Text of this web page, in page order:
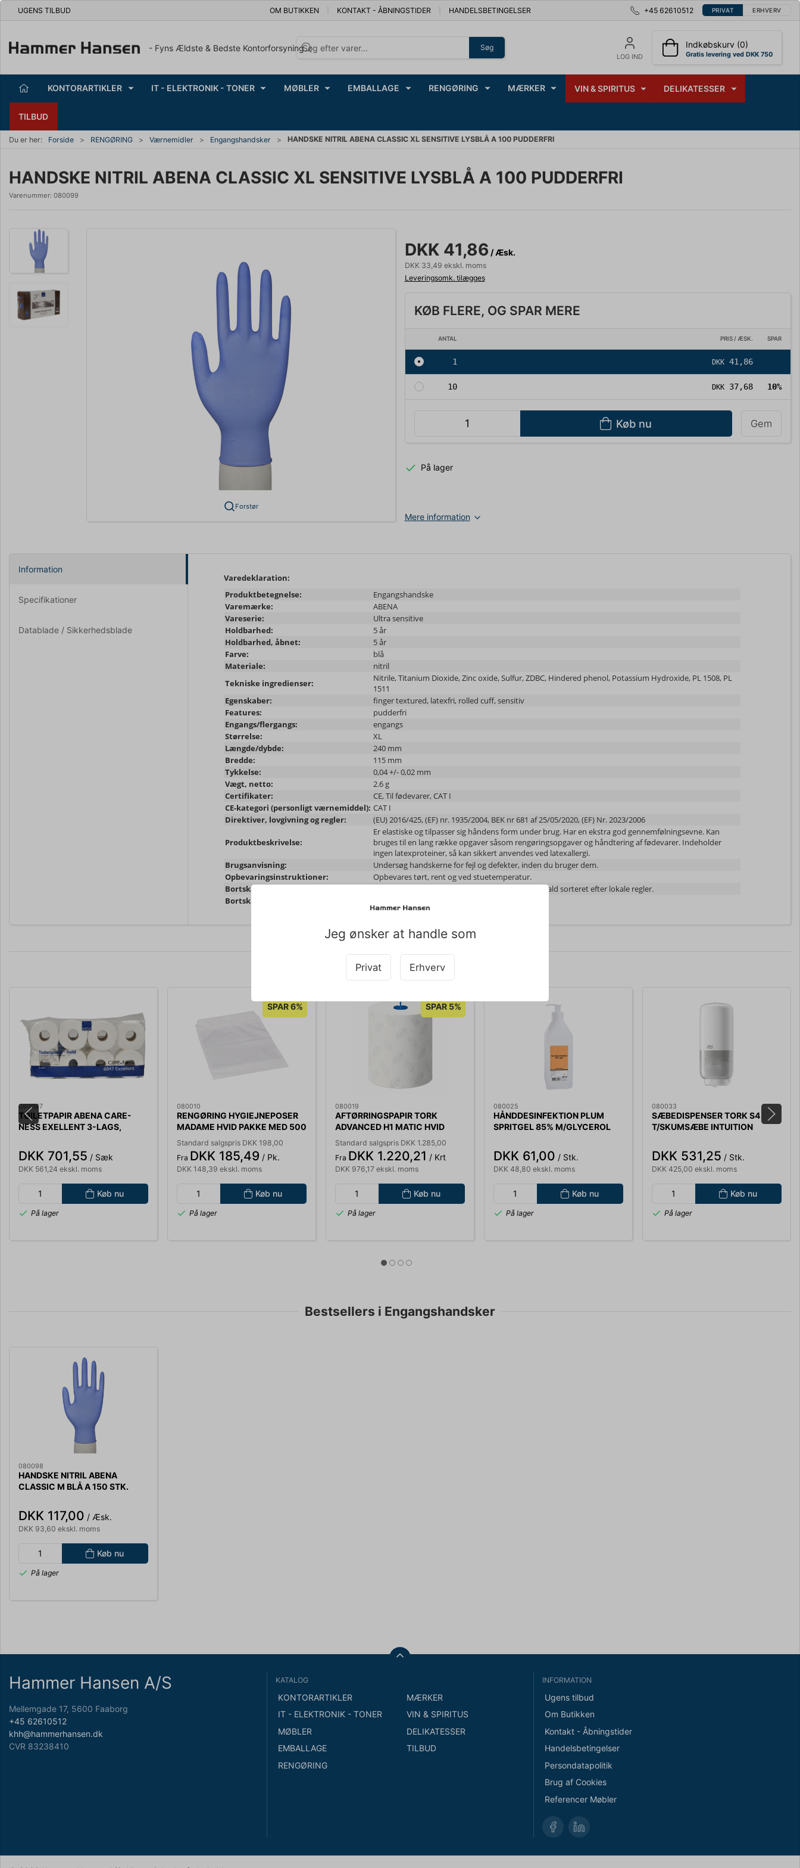
UGENS TILBUD OM BUTIKKEN KONTAKT - ÅBNINGSTIDER HANDELSBETINGELSER +45 62610512 PRIVAT ERHVERV
- Fyns Ældste & Bedste Kontorforsyning Søg
LOG IND
Indkøbskurv (0)
Gratis levering ved DKK 750
KONTORARTIKLER IT - ELEKTRONIK - TONER MØBLER EMBALLAGE RENGØRING MÆRKER VIN & SPIRITUS DELIKATESSER
TILBUD
Du er her: Forside RENGØRING Værnemidler Engangshandsker HANDSKE NITRIL ABENA CLASSIC XL SENSITIVE LYSBLÅ A 100 PUDDERFRI
Jeg ønsker at handle som
Privat Erhverv
HANDSKE NITRIL ABENA CLASSIC XL SENSITIVE LYSBLÅ A 100 PUDDERFRI
Varenummer: 080099
Forstør
DKK 41,86 / Æsk.
DKK 33,49 ekskl. moms
Leveringsomk. tilægges
KØB FLERE, OG SPAR MERE
ANTAL PRIS / ÆSK. SPAR
Køb nu Gem
1 DKK 41,86
10 DKK 37,68 10%
På lager
Mere information
Information
Specifikationer
Datablade / Sikkerhedsblade
Varedeklaration:
Produktbetegnelse:
Engangshandske
Varemærke:
ABENA
Vareserie:
Ultra sensitive
Holdbarhed:
5 år
Holdbarhed, åbnet:
5 år
Farve:
blå
Materiale:
nitril
Tekniske ingredienser:
Nitrile, Titanium Dioxide, Zinc oxide, Sulfur, ZDBC, Hindered phenol, Potassium Hydroxide, PL 1508, PL
1511
Egenskaber:
finger textured, latexfri, rolled cuff, sensitiv
Features:
pudderfri
Engangs/flergangs:
engangs
Størrelse:
XL
Længde/dybde:
240 mm
Bredde:
115 mm
Tykkelse:
0,04 +/- 0,02 mm
Vægt, netto:
2.6 g
Certifikater:
CE, Til fødevarer, CAT I
CE-kategori (personligt værnemiddel): CAT I
Direktiver, lovgivning og regler:
(EU) 2016/425, (EF) nr. 1935/2004, BEK nr 681 af 25/05/2020, (EF) Nr. 2023/2006
Produktbeskrivelse:
Er elastiske og tilpasser sig håndens form under brug. Har en ekstra god gennemfølningsevne. Kan
bruges til en lang række opgaver såsom rengøringsopgaver og håndtering af fødevarer. Indeholder
ingen latexproteiner, så kan sikkert anvendes ved latexallergi.
Brugsanvisning:
Undersøg handskerne for fejl og defekter, inden du bruger dem.
Opbevaringsinstruktioner:
Opbevares tørt, rent og ved stuetemperatur.
Bortskaffelse af produkt:
Kan bortskaffes med almindeligt husholdningsaffald sorteret efter lokale regler.
Bortskaffelse af emballage:
Køb sammen med det her produkt
080087
TOILETPAPIR ABENA CARE-
NESS EXELLENT 3-LAGS,
NYFIBER HVID
DKK 701,55 / Sæk
DKK 561,24 ekskl. moms
Køb nu
På lager
SPAR 6%
080010
RENGØRING HYGIEJNEPOSER
MADAME HVID PAKKE MED 500
STK.
Standard salgspris DKK 198,00
Fra DKK 185,49 / Pk.
DKK 148,39 ekskl. moms
Køb nu
På lager
SPAR 5%
080019
AFTØRRINGSPAPIR TORK
ADVANCED H1 MATIC HVID
SOFT 2-LAGS 6 RL. A 150M
290067
Standard salgspris DKK 1.285,00
Fra DKK 1.220,21 / Krt
DKK 976,17 ekskl. moms
Køb nu
På lager
080025
HÅNDDESINFEKTION PLUM
SPRITGEL 85% M/GLYCEROL
3951
DKK 61,00 / Stk.
DKK 48,80 ekskl. moms
Køb nu
På lager
080033
SÆBEDISPENSER TORK S4
T/SKUMSÆBE INTUITION
561600
DKK 531,25 / Stk.
DKK 425,00 ekskl. moms
Køb nu
På lager
Bestsellers i Engangshandsker
080098
HANDSKE NITRIL ABENA
CLASSIC M BLÅ A 150 STK.
DKK 117,00 / Æsk.
DKK 93,60 ekskl. moms
Køb nu
På lager
Hammer Hansen A/S
Mellemgade 17, 5600 Faaborg
+45 62610512
khh@hammerhansen.dk
CVR 83238410
KATALOG
KONTORARTIKLER
IT - ELEKTRONIK - TONER
MØBLER
EMBALLAGE
RENGØRING
MÆRKER
VIN & SPIRITUS
DELIKATESSER
TILBUD
INFORMATION
Ugens tilbud
Om Butikken
Kontakt - Åbningstider
Handelsbetingelser
Persondatapolitik
Brug af Cookies
Referencer Møbler